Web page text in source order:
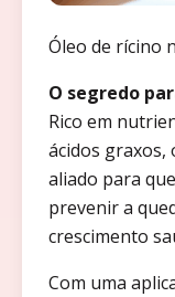
Óleo de rícino
O segredo
Rico em
ácidos graxos,
aliado para
prevenir a
crescimento
Com uma